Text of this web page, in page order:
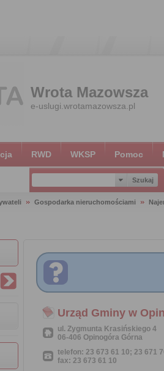
Wrota Mazowsza
e-uslugi.wrotamazowsza.pl
RWD WKSP Pomoc
Gospodarka nieruchomościami
Urząd Gminy w
ul. Zygmunta Krasińskiego 4
06-406 Opinogóra Górna
telefon: 23 673 61 10; 23 671
fax: 23 673 61 10